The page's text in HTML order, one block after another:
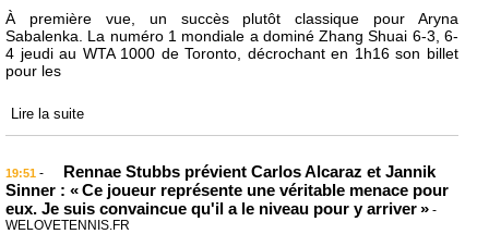
À première vue, un succès plutôt classique pour Aryna
Sabalenka. La numéro 1 mondiale a dominé Zhang Shuai 6-3, 6-
4 jeudi au WTA 1000 de Toronto, décrochant en 1h16 son billet
pour les
Lire la suite
19:51 -
Rennae Stubbs prévient Carlos Alcaraz et Jannik
Sinner : « Ce joueur représente une véritable menace pour
eux. Je suis convaincue qu'il a le niveau pour y arriver » -
WELOVETENNIS.FR